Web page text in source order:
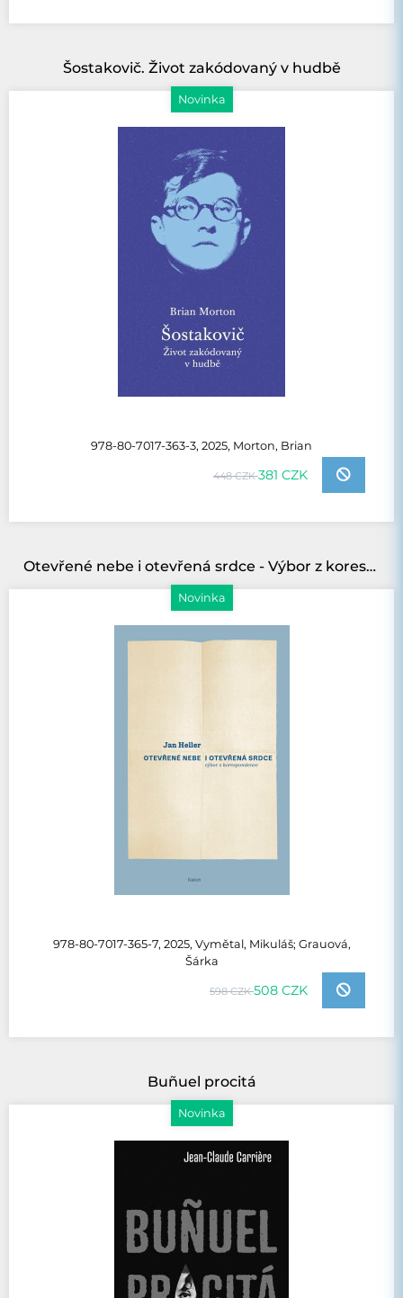
Novinka
Šostakovič. Život zakódovaný v hudbě
978-80-7017-363-3, 2025, Morton, Brian
448 CZK381 CZK
Novinka
Otevřené nebe i otevřená srdce - Výbor z korespondence
978-80-7017-365-7, 2025, Vymětal, Mikuláš; Grauová,
Šárka
598 CZK508 CZK
Novinka
Buñuel procitá